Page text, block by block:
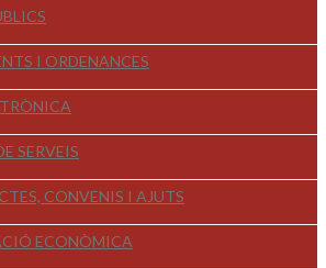
I ORDENANCES
SERVEIS
CONVENIS I AJUTS
ECONÒMICA